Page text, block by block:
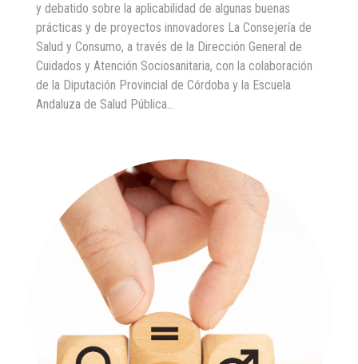
y debatido sobre la aplicabilidad de algunas buenas
prácticas y de proyectos innovadores La Consejería de
Salud y Consumo, a través de la Dirección General de
Cuidados y Atención Sociosanitaria, con la colaboración
de la Diputación Provincial de Córdoba y la Escuela
Andaluza de Salud Pública…